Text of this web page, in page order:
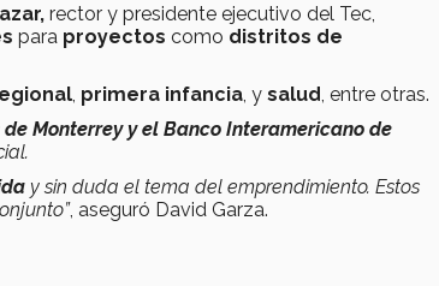
rector y presidente ejecutivo del Tec,
para proyectos como distritos de
primera infancia , y salud , entre otras.
de Monterrey y el Banco Interamericano de
y sin duda el tema del emprendimiento. Estos
, aseguró David Garza.